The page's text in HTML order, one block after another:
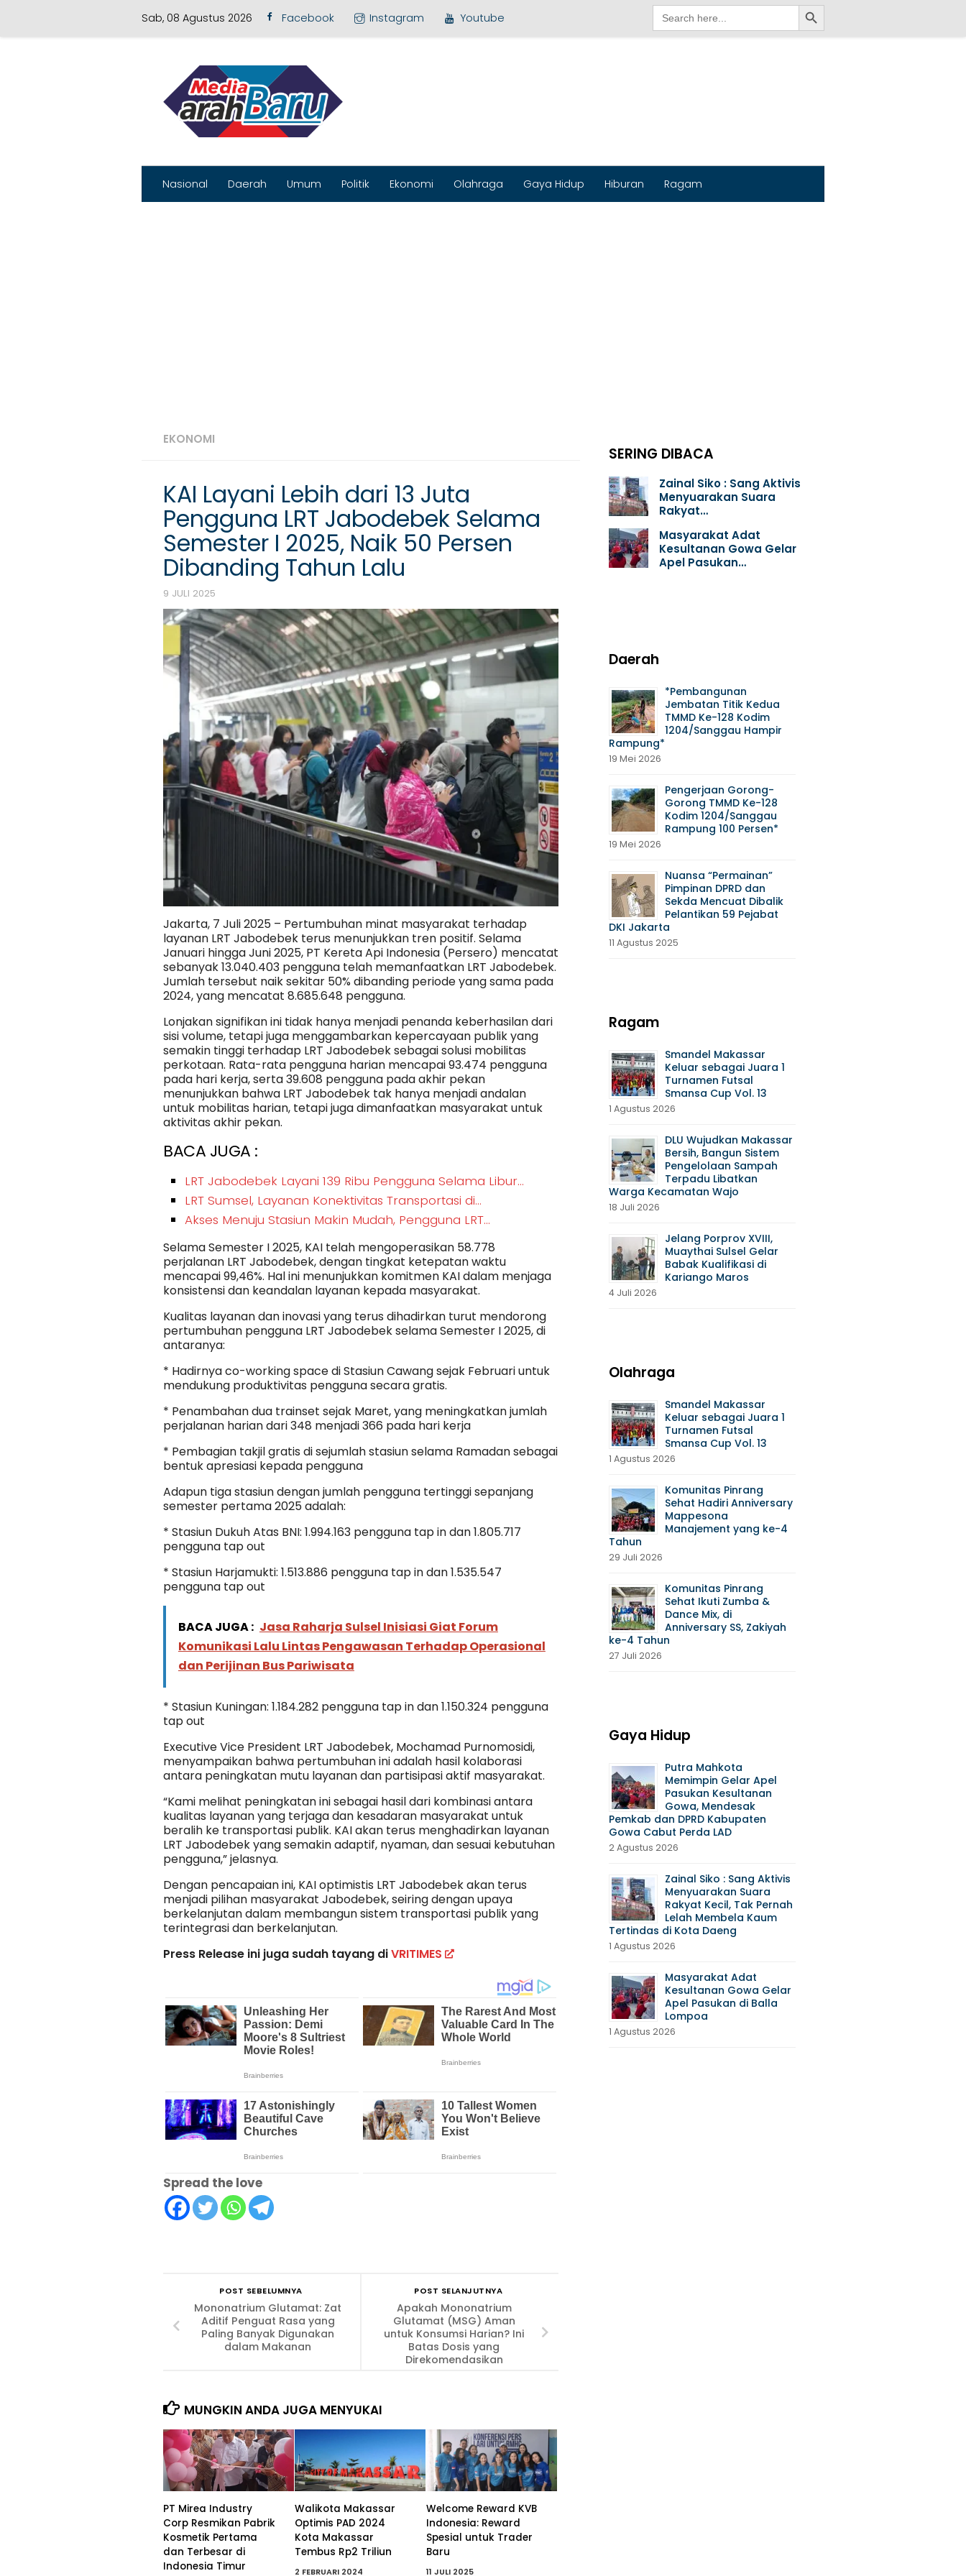
Sab, 08 Agustus 2026 Facebook Instagram Youtube
Search
for:
Search Button
Nasional Daerah Umum Politik Ekonomi Olahraga Gaya Hidup Hiburan Ragam
EKONOMI
KAI Layani Lebih dari 13 Juta
Pengguna LRT Jabodebek Selama
Semester I 2025, Naik 50 Persen
Dibanding Tahun Lalu
9 JULI 2025
Jakarta, 7 Juli 2025 – Pertumbuhan minat masyarakat terhadap
layanan LRT Jabodebek terus menunjukkan tren positif. Selama
Januari hingga Juni 2025, PT Kereta Api Indonesia (Persero) mencatat
sebanyak 13.040.403 pengguna telah memanfaatkan LRT Jabodebek.
Jumlah tersebut naik sekitar 50% dibanding periode yang sama pada
2024, yang mencatat 8.685.648 pengguna.
Lonjakan signifikan ini tidak hanya menjadi penanda keberhasilan dari
sisi volume, tetapi juga menggambarkan kepercayaan publik yang
semakin tinggi terhadap LRT Jabodebek sebagai solusi mobilitas
perkotaan. Rata-rata pengguna harian mencapai 93.474 pengguna
pada hari kerja, serta 39.608 pengguna pada akhir pekan
menunjukkan bahwa LRT Jabodebek tak hanya menjadi andalan
untuk mobilitas harian, tetapi juga dimanfaatkan masyarakat untuk
aktivitas akhir pekan.
BACA JUGA :
LRT Jabodebek Layani 139 Ribu Pengguna Selama Libur…
LRT Sumsel, Layanan Konektivitas Transportasi di…
Akses Menuju Stasiun Makin Mudah, Pengguna LRT…
Selama Semester I 2025, KAI telah mengoperasikan 58.778
perjalanan LRT Jabodebek, dengan tingkat ketepatan waktu
mencapai 99,46%. Hal ini menunjukkan komitmen KAI dalam menjaga
konsistensi dan keandalan layanan kepada masyarakat.
Kualitas layanan dan inovasi yang terus dihadirkan turut mendorong
pertumbuhan pengguna LRT Jabodebek selama Semester I 2025, di
antaranya:
* Hadirnya co-working space di Stasiun Cawang sejak Februari untuk
mendukung produktivitas pengguna secara gratis.
* Penambahan dua trainset sejak Maret, yang meningkatkan jumlah
perjalanan harian dari 348 menjadi 366 pada hari kerja
* Pembagian takjil gratis di sejumlah stasiun selama Ramadan sebagai
bentuk apresiasi kepada pengguna
Adapun tiga stasiun dengan jumlah pengguna tertinggi sepanjang
semester pertama 2025 adalah:
* Stasiun Dukuh Atas BNI: 1.994.163 pengguna tap in dan 1.805.717
pengguna tap out
* Stasiun Harjamukti: 1.513.886 pengguna tap in dan 1.535.547
pengguna tap out
BACA JUGA : Jasa Raharja Sulsel Inisiasi Giat Forum
Komunikasi Lalu Lintas Pengawasan Terhadap Operasional
dan Perijinan Bus Pariwisata
* Stasiun Kuningan: 1.184.282 pengguna tap in dan 1.150.324 pengguna
tap out
Executive Vice President LRT Jabodebek, Mochamad Purnomosidi,
menyampaikan bahwa pertumbuhan ini adalah hasil kolaborasi
antara peningkatan mutu layanan dan partisipasi aktif masyarakat.
“Kami melihat peningkatan ini sebagai hasil dari kombinasi antara
kualitas layanan yang terjaga dan kesadaran masyarakat untuk
beralih ke transportasi publik. KAI akan terus menghadirkan layanan
LRT Jabodebek yang semakin adaptif, nyaman, dan sesuai kebutuhan
pengguna,” jelasnya.
Dengan pencapaian ini, KAI optimistis LRT Jabodebek akan terus
menjadi pilihan masyarakat Jabodebek, seiring dengan upaya
berkelanjutan dalam membangun sistem transportasi publik yang
terintegrasi dan berkelanjutan.
Press Release ini juga sudah tayang diVRITIMES
Spread the love
POST SELANJUTNYA
Apakah Mononatrium
Glutamat (MSG) Aman
untuk Konsumsi Harian? Ini
Batas Dosis yang
Direkomendasikan
POST SEBELUMNYA
Mononatrium Glutamat: Zat
Aditif Penguat Rasa yang
Paling Banyak Digunakan
dalam Makanan
MUNGKIN ANDA JUGA MENYUKAI
PT Mirea Industry
Corp Resmikan Pabrik
Kosmetik Pertama
dan Terbesar di
Indonesia Timur
Walikota Makassar
Optimis PAD 2024
Kota Makassar
Tembus Rp2 Triliun
2 FEBRUARI 2024
Welcome Reward KVB
Indonesia: Reward
Spesial untuk Trader
Baru
11 JULI 2025
SERING DIBACA
Zainal Siko : Sang Aktivis
Menyuarakan Suara
Rakyat…
Masyarakat Adat
Kesultanan Gowa Gelar
Apel Pasukan…
Daerah
*Pembangunan
Jembatan Titik Kedua
TMMD Ke-128 Kodim
1204/Sanggau Hampir
Rampung*
19 Mei 2026
Pengerjaan Gorong-
Gorong TMMD Ke-128
Kodim 1204/Sanggau
Rampung 100 Persen*
19 Mei 2026
Nuansa “Permainan”
Pimpinan DPRD dan
Sekda Mencuat Dibalik
Pelantikan 59 Pejabat
DKI Jakarta
11 Agustus 2025
Ragam
Smandel Makassar
Keluar sebagai Juara 1
Turnamen Futsal
Smansa Cup Vol. 13
1 Agustus 2026
DLU Wujudkan Makassar
Bersih, Bangun Sistem
Pengelolaan Sampah
Terpadu Libatkan
Warga Kecamatan Wajo
18 Juli 2026
Jelang Porprov XVIII,
Muaythai Sulsel Gelar
Babak Kualifikasi di
Kariango Maros
4 Juli 2026
Olahraga
Smandel Makassar
Keluar sebagai Juara 1
Turnamen Futsal
Smansa Cup Vol. 13
1 Agustus 2026
Komunitas Pinrang
Sehat Hadiri Anniversary
Mappesona
Manajement yang ke-4
Tahun
29 Juli 2026
Komunitas Pinrang
Sehat Ikuti Zumba &
Dance Mix, di
Anniversary SS, Zakiyah
ke-4 Tahun
27 Juli 2026
Gaya Hidup
Putra Mahkota
Memimpin Gelar Apel
Pasukan Kesultanan
Gowa, Mendesak
Pemkab dan DPRD Kabupaten
Gowa Cabut Perda LAD
2 Agustus 2026
Zainal Siko : Sang Aktivis
Menyuarakan Suara
Rakyat Kecil, Tak Pernah
Lelah Membela Kaum
Tertindas di Kota Daeng
1 Agustus 2026
Masyarakat Adat
Kesultanan Gowa Gelar
Apel Pasukan di Balla
Lompoa
1 Agustus 2026